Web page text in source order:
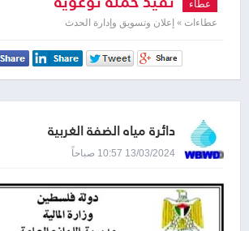
عطاء
عطاءات » إعلان وتسويق وإدارة الحدث
دائرة مياه الضفة الغربية
13/03/2024 10:57 صباحاً